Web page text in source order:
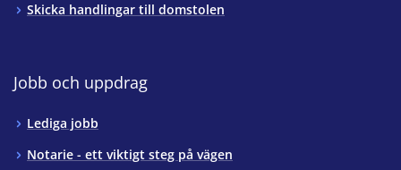
Skicka handlingar till domstolen
Jobb och uppdrag
Lediga jobb
Notarie - ett viktigt steg på vägen